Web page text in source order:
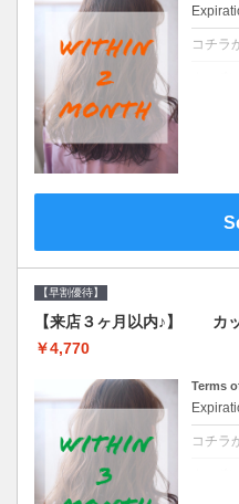
コチラ
【早割優待】
【来店３ヶ月以内♪】 カ
￥4,770
Terms
コチラ